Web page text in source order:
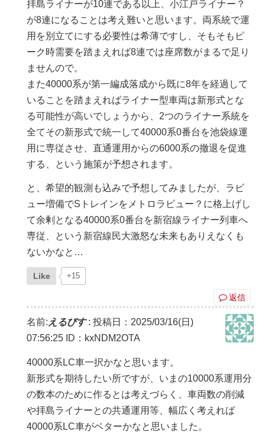
拝島ライナーが10連である以上、小江戸ライナー？
が8連になることは考え難いと思います。両系統で運
用を別立てにする必要性は希薄ですし、そもそもピ
ーク時需要を踏まえれば8連では座席数がまるで足り
ませんので。
また40000系が第一編成落成から既に8年を経過して
いることを踏まえればライナー型車両は新形式とな
る可能性が高いでしょうから、2つのライナー系統を
全てその新形式で統一して40000系0番台を池袋線運
用に専従させ、直通運用からの6000系の撤退を促進
する、という施策が予想されます。
と、希望的観測も込みで予想してみましたが、ラビ
ュー増備でSトレインをメトロラビュー？に格上げし
て余剰となる40000系0番台を新宿線ライナー列車へ
専従、という新宿線民大激怒な未来もありえなくも
ないかなと…
Like +15
返信
名前: えるびす: 投稿日：2025/03/16(日)
07:56:25 ID：kxNDM2OTA
40000系LC車一択かなと思います。
新形式を期待したい所ですが、いまの10000系運用分
の数本のために作るとは考えづらく、車両数の削減
や拝島ライナーとの共通運用等、幅広く考えれば
40000系LC車がベターかなと思いました。